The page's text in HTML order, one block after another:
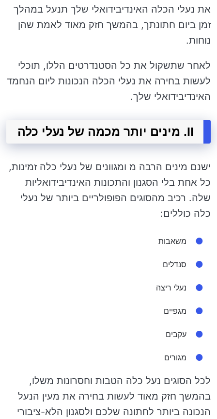
את נעלי הכלה האינדיבידואלי שלך תנעל במהלך
זמן ביום חתונתך, בהמשך חזק מאוד לאמת שהן
נוחות.
לאחר שתשקול את כל הסטנדרטים הללו, תוכלי
לעשות בחירה את נעלי הכלה הנכונות ליום הנחמד
האינדיבידואלי שלך.
II. מינים יותר מכמה של נעלי כלה
ישנם מינים הרבה מ ומגוונים של נעלי כלה זמינות,
כל אחת בלי הסגנון והתכונות האינדיבידואליות
שלה. רכיב מהסוגים הפופולריים ביותר של נעלי
כלה כוללים:
משאבות
סנדלים
נעלי ריצה
מגפיים
עקבים
מגורים
לכל הסוגים נעל כלה הטבות וחסרונות משלו,
בהמשך חזק מאוד לעשות בחירה את מעין הנעל
הנכונה ביותר לחתונה שלכם ולסגנון הלא-ציבורי